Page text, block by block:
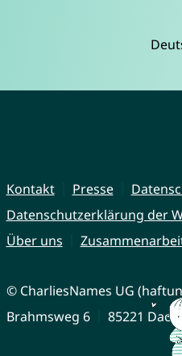
Kontakt Presse
Datenschutzerklärung der
Über uns
© CharliesNames UG
Brahmsweg 6
85221